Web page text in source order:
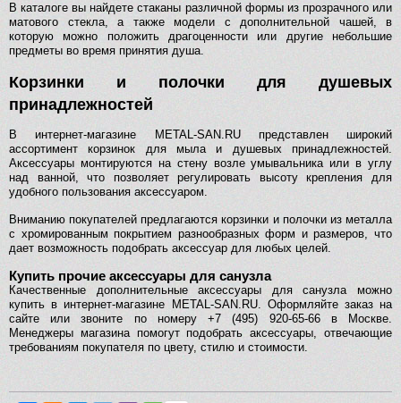
В каталоге вы найдете стаканы различной формы из прозрачного или
матового стекла, а также модели с дополнительной чашей, в
которую можно положить драгоценности или другие небольшие
предметы во время принятия душа.
Корзинки и полочки для душевых
принадлежностей
В интернет-магазине METAL-SAN.RU представлен широкий
ассортимент корзинок для мыла и душевых принадлежностей.
Аксессуары монтируются на стену возле умывальника или в углу
над ванной, что позволяет регулировать высоту крепления для
удобного пользования аксессуаром.
Вниманию покупателей предлагаются корзинки и полочки из металла
с хромированным покрытием разнообразных форм и размеров, что
дает возможность подобрать аксессуар для любых целей.
Купить прочие аксессуары для санузла
Качественные дополнительные аксессуары для санузла можно
купить в интернет-магазине METAL-SAN.RU. Оформляйте заказ на
сайте или звоните по номеру +7 (495) 920-65-66 в Москве.
Менеджеры магазина помогут подобрать аксессуары, отвечающие
требованиям покупателя по цвету, стилю и стоимости.